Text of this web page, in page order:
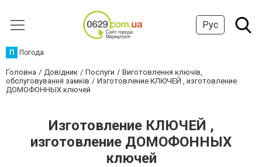
Рус
П Погода
Головна Довідник Послуги
Виготовлення ключів,
обслуговування замків
Изготовление КЛЮЧЕЙ , изготовление
ДОМОФОННЫХ ключей
Изготовление КЛЮЧЕЙ ,
изготовление ДОМОФОННЫХ
ключей